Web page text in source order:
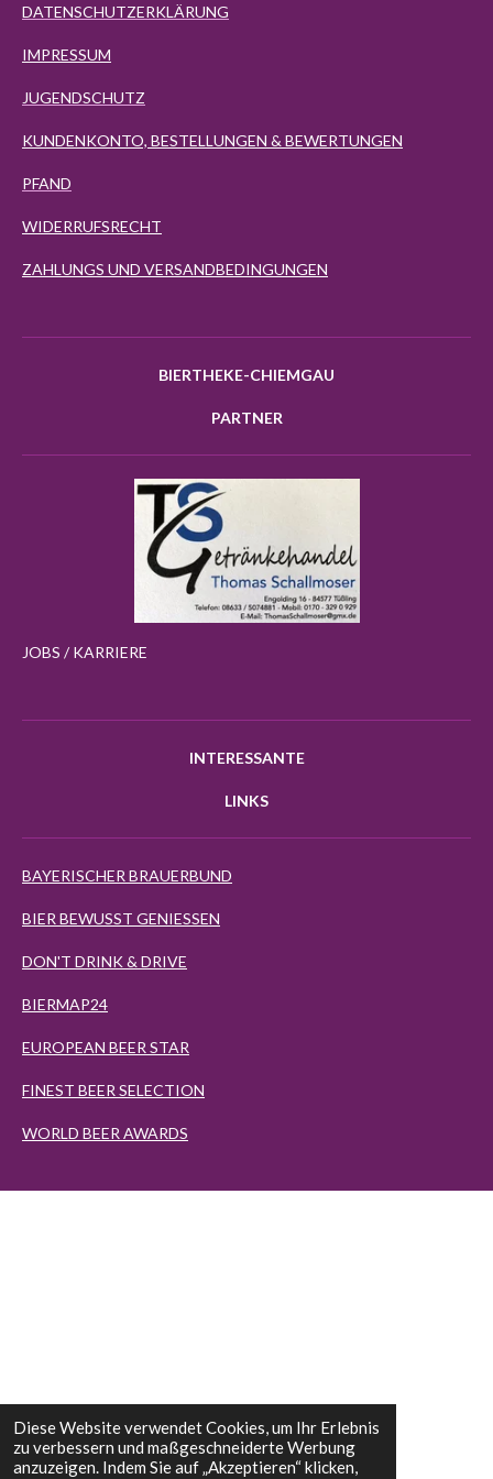
Diese Website verwendet Cookies, um Ihr Erlebnis
zu verbessern und maßgeschneiderte Werbung
anzuzeigen. Indem Sie auf „Akzeptieren“ klicken,
DATENSCHUTZERKLÄRUNG
IMPRESSUM
JUGENDSCHUTZ
KUNDENKONTO, BESTELLUNGEN & BEWERTUNGEN
PFAND
WIDERRUFSRECHT
ZAHLUNGS UND VERSANDBEDINGUNGEN
BIERTHEKE-CHIEMGAU
PARTNER
JOBS / KARRIERE
INTERESSANTE
LINKS
BAYERISCHER BRAUERBUND
BIER BEWUSST GENIESSEN
DON'T DRINK & DRIVE
BIERMAP24
EUROPEAN BEER STAR
FINEST BEER SELECTION
WORLD BEER AWARDS